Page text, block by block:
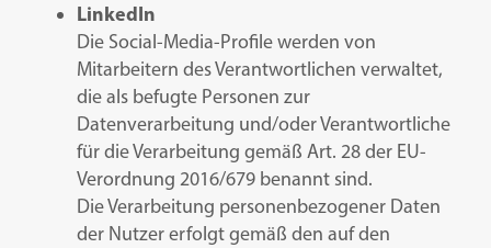
LinkedIn
Die Social-Media-Profile werden von
Mitarbeitern des Verantwortlichen verwaltet,
die als befugte Personen zur
Datenverarbeitung und/oder Verantwortliche
für die Verarbeitung gemäß Art. 28 der EU-
Verordnung 2016/679 benannt sind.
Die Verarbeitung personenbezogener Daten
der Nutzer erfolgt gemäß den auf den